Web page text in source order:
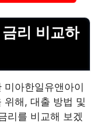
리 비교하
아한일유앤아이
위해, 대출 방법 및
리를 비교해 보겠